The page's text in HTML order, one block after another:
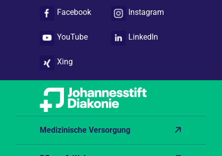
Facebook Instagram
YouTube LinkedIn
Xing
Medizinische Versorgung